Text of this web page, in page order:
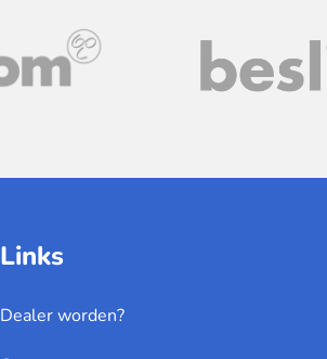
Links
Dealer worden?